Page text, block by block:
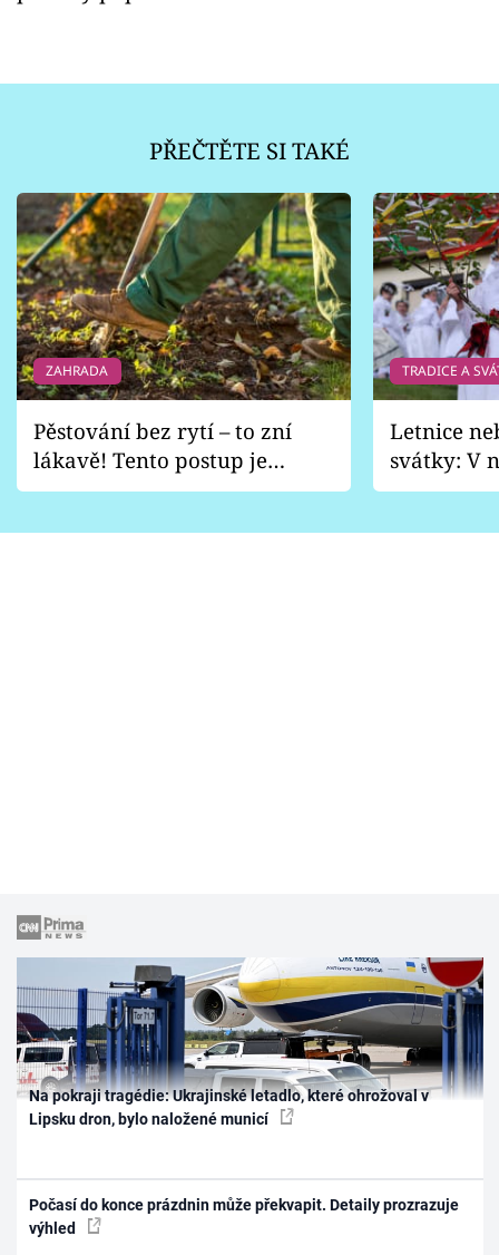
PŘEČTĚTE SI TAKÉ
ZAHRADA
Pěstování bez rytí – to zní
lákavě! Tento postup je
vhodný jen pro některé
TRADICE A
Letnice
svátky: V
pondělí
Na pokraji tragédie: Ukrajinské letadlo, které ohrožoval v
Lipsku dron, bylo naložené municí
Počasí do konce prázdnin může překvapit. Detaily prozrazuje
výhled